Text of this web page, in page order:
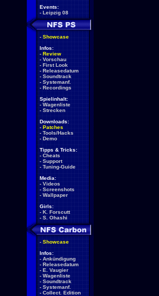
Events:
- Leipzig 08
- Showcase
Infos:
- Review
- Vorschau
- First Look
- Releasedatum
- Soundtrack
- Systemanf.
- Recordings
Spielinhalt:
- Wagenliste
- Strecken
Downloads:
- Patches
- Tools/Hacks
- Demo
Tipps & Tricks:
- Cheats
- Support
- Tuning-Guide
Media:
- Videos
- Screenshots
- Wallpaper
Girls:
- K. Forscutt
- S. Ohashi
- Showcase
Infos:
- Ankündigung
- Releasedatum
- E. Vaugier
- Wagenliste
- Soundtrack
- Systemanf.
- Collect. Edition